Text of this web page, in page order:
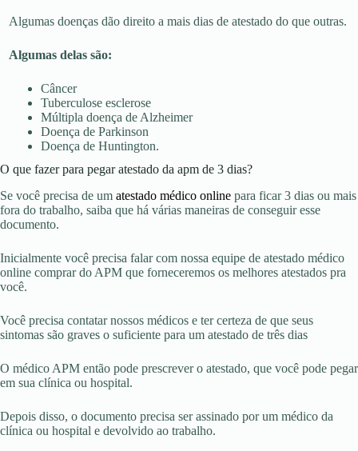
Algumas doenças dão direito a mais dias de atestado do que outras.
Algumas delas são:
Câncer
Tuberculose esclerose
Múltipla doença de Alzheimer
Doença de Parkinson
Doença de Huntington.
O que fazer para pegar atestado da apm de 3 dias?
Se você precisa de um atestado médico online para ficar 3 dias ou mais
fora do trabalho, saiba que há várias maneiras de conseguir esse
documento.
Inicialmente você precisa falar com nossa equipe de atestado médico
online comprar do APM que forneceremos os melhores atestados pra
você.
Você precisa contatar nossos médicos e ter certeza de que seus
sintomas são graves o suficiente para um atestado de três dias
O médico APM então pode prescrever o atestado, que você pode pegar
em sua clínica ou hospital.
Depois disso, o documento precisa ser assinado por um médico da
clínica ou hospital e devolvido ao trabalho.